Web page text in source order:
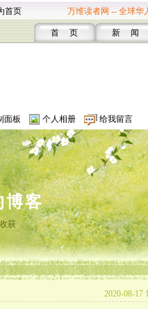
首页 万维读者网 -- 全球华
首 页 新 闻
面板 个人相册 给我留言
博客
获
2020-08-17